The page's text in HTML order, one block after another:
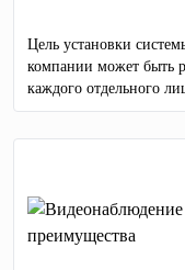
Цель установки
компании может быть
каждого отдельного